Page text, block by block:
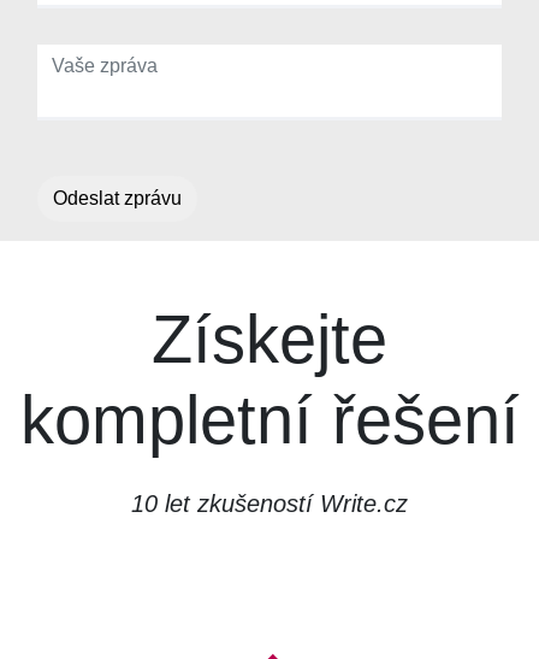
Odeslat zprávu
Získejte
kompletní řešení
10 let zkušeností Write.cz